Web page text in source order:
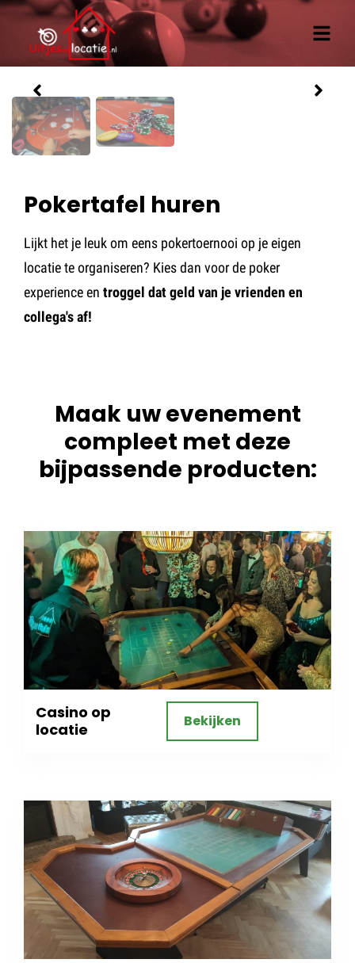
Offerte aanvragen
Pokertafel huren
Lijkt het je leuk om eens pokertoernooi op je eigen
locatie te organiseren? Kies dan voor de poker
experience en troggel dat geld van je vrienden en
collega's af!
Maak uw evenement
compleet met deze
bijpassende producten:
Casino op
locatie
Bekijken